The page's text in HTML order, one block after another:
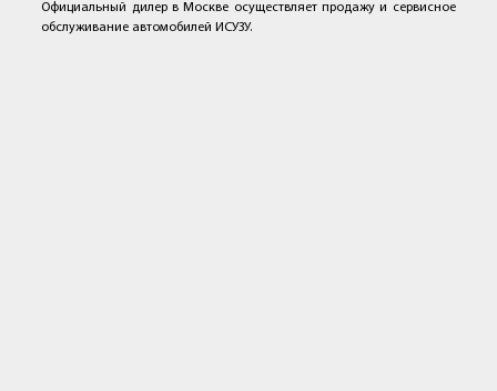
Официальный дилер в Москве осуществляет продажу и сервисное
обслуживание автомобилей ИСУЗУ.